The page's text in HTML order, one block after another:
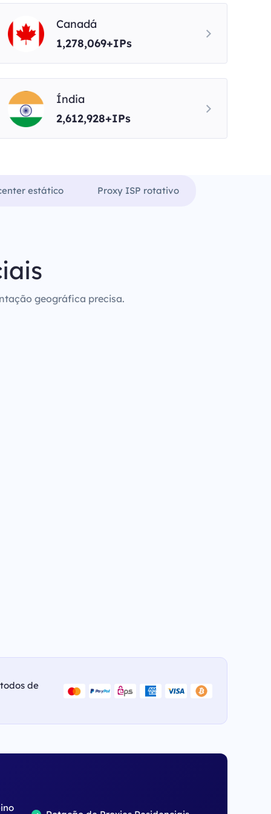
Canadá
1,278,069+IPs
Índia
2,612,928+IPs
estático Proxy ISP rotativo
geográfica precisa.
de